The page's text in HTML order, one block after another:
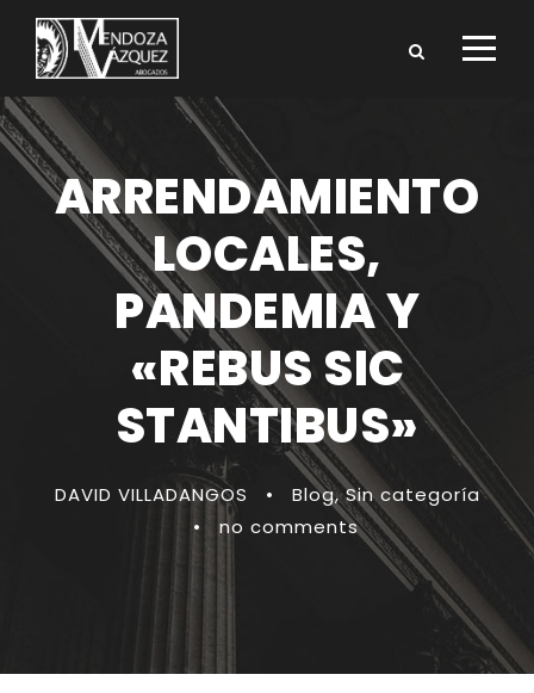
ARRENDAMIENTO
LOCALES,
PANDEMIA Y
«REBUS SIC
STANTIBUS»
DAVID VILLADANGOS • Blog, Sin categoría
•
no comments